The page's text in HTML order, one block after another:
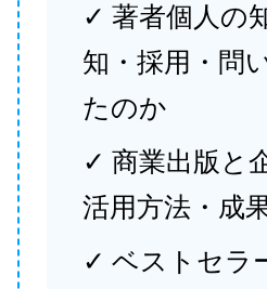
✓ 著者個人の
知・採用・問
たのか
✓ 商業出版と
活用方法・成
✓ ベストセラ